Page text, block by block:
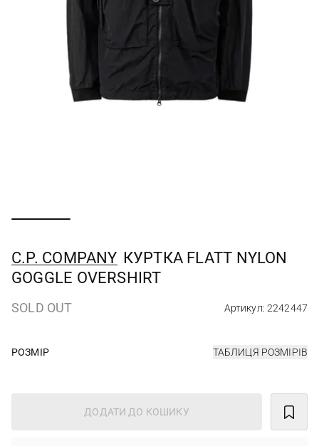
C.P. COMPANY КУРТКА FLATT NYLON
GOGGLE OVERSHIRT
SOLD OUT Артикул: 2242447
РОЗМІР ТАБЛИЦЯ РОЗМІРІВ
ДОДАТИ ДО КОШИКУ